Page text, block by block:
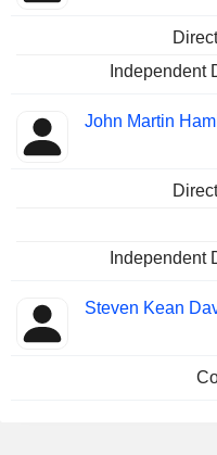
Independent
John Martin
Independent
Steven Kean